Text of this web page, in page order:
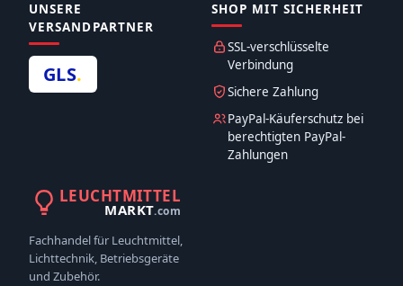
UNSERE
VERSANDPARTNER
GLS.
SHOP MIT SICHERHEIT
SSL-verschlüsselte
Verbindung
Sichere Zahlung
PayPal-Käuferschutz bei
berechtigten PayPal-
Zahlungen
LEUCHTMITTEL
MARKT.com
Fachhandel für Leuchtmittel,
Lichttechnik, Betriebsgeräte
und Zubehör.